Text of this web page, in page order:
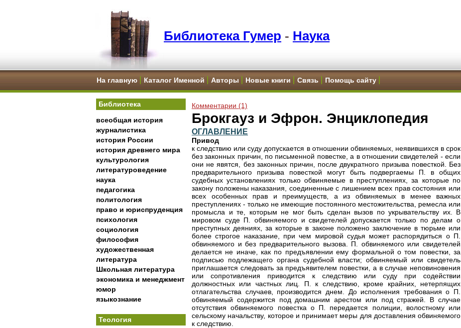
Библиотека Гумер - Наука
На главную Каталог Именной Авторы Новые книги Связь Помощь сайту
Библиотека
всеобщая история
журналистика
история России
история древнего мира
культурология
литературоведение
наука
педагогика
политология
право и юриспруденция
психология
социология
философия
художественная
литература
Школьная литература
экономика и менеджмент
юмор
языкознание
Теология
Комментарии (1)
Брокгауз и Эфрон. Энциклопедия
ОГЛАВЛЕНИЕ
Привод
к следствию или суду допускается в отношении обвиняемых, неявившихся в срок
без законных причин, по письменной повестке, а в отношении свидетелей - если
они не явятся, без законных причин, после двукратного призыва повесткой. Без
предварительного призыва повесткой могут быть подвергаемы П. в общих
судебных установлениях только обвиняемые в преступлениях, за которые по
закону положены наказания, соединенные с лишением всех прав состояния или
всех особенных прав и преимуществ, а из обвиняемых в менее важных
преступлениях - только не имеющие постоянного местожительства, ремесла или
промысла и те, которым не мог быть сделан вызов по укрывательству их. В
мировом суде П. обвиняемого и свидетелей допускается только по делам о
преступных деяниях, за которые в законе положено заключение в тюрьме или
более строгое наказание, при чем мировой судья может распорядиться о П.
обвиняемого и без предварительного вызова. П. обвиняемого или свидетелей
делается не иначе, как по предъявлении ему формальной о том повестки, за
подписью подлежащего органа судебной власти; обвиняемый или свидетель
приглашается следовать за предъявителем повестки, а в случае неповиновения
или сопротивления приводится к следствию или суду при содействии
должностных или частных лиц. П. к следствию, кроме крайних, нетерпящих
отлагательства случаев, производится днем. До исполнения требования о П.
обвиняемый содержится под домашним арестом или под стражей. В случае
отсутствия обвиняемого повестка о П. передается полиции, волостному или
сельскому начальству, которое и принимает меры для доставления обвиняемого
к следствию.